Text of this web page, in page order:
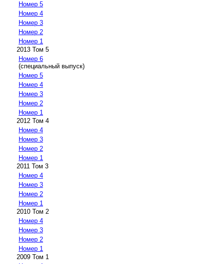
Номер 5
Номер 4
Номер 3
Номер 2
Номер 1
2013 Том 5
Номер 6
(специальный выпуск)
Номер 5
Номер 4
Номер 3
Номер 2
Номер 1
2012 Том 4
Номер 4
Номер 3
Номер 2
Номер 1
2011 Том 3
Номер 4
Номер 3
Номер 2
Номер 1
2010 Том 2
Номер 4
Номер 3
Номер 2
Номер 1
2009 Том 1